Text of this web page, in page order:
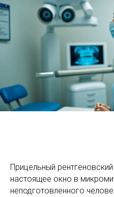
Прицельный
настоящее окно в
неподготовленного